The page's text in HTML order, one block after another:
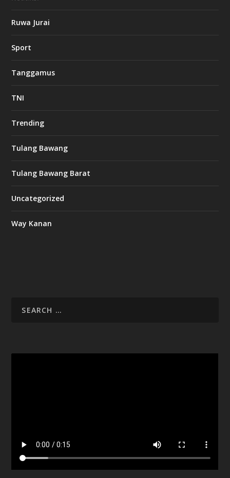
Ruwa Jurai
Sport
Tanggamus
TNI
Trending
Tulang Bawang
Tulang Bawang Barat
Uncategorized
Way Kanan